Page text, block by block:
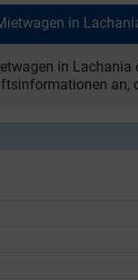
in
in